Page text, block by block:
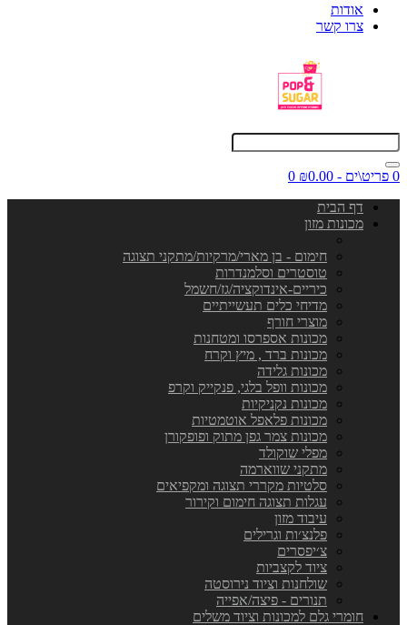
אודות
צרו קשר
0 פריט\ים - ₪0.00
0
דף הבית
מכונות מזון
חימום - בן מארי/מרקיות/מתקני תצוגה
טוסטרים וסלמנדרות
כיריים-אינדוקציה/גז/חשמל
מדיחי כלים תעשייתיים
מוצרי חורף
מכונות אספרסו ומטחנות
מכונות ברד , מיץ וקרח
מכונות גלידה
מכונות וופל בלגי, פנקייק וקרפ
מכונות נקניקיות
מכונות פלאפל אוטמטיות
מכונות צמר גפן מתוק ופופקורן
מפלי שוקולד
מתקני שווארמה
סלטיות מקררי תצוגה ומקפיאים
עגלות תצוגה חימום וקירור
עיבוד מזון
פלנצ׳ות וגרילים
צ׳יפסרים
ציוד לקצביות
שולחנות וציוד נירוסטה
תנורים - פיצה/אפייה
חומרי גלם למכונות וציוד משלים